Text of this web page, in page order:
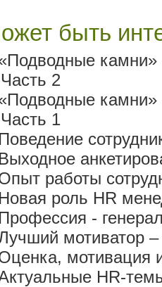
быть
камни»
2
камни»
1
Поведение
Выходное
работы
Новая роль HR
Профессия -
мотиватор –
мотивация
HR-